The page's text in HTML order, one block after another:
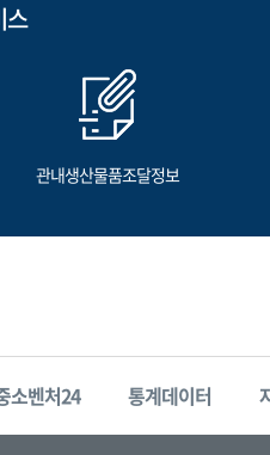
스
관내생산물품조달정보
소벤처24 통계데이터